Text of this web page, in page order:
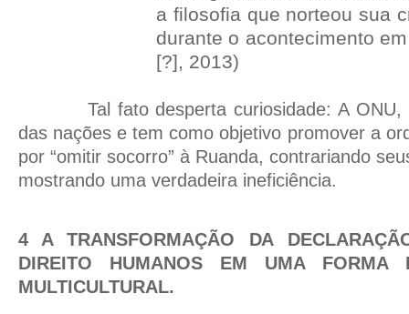
a filosofia que norteou sua
durante o acontecimento
[?], 2013)
Tal fato desperta curiosidade: A
das nações e tem como objetivo promover a
por “omitir socorro” à Ruanda, contrariando
mostrando uma verdadeira ineficiência.
4 A TRANSFORMAÇÃO DA
DIREITO HUMANOS EM UMA FORMA
MULTICULTURAL.